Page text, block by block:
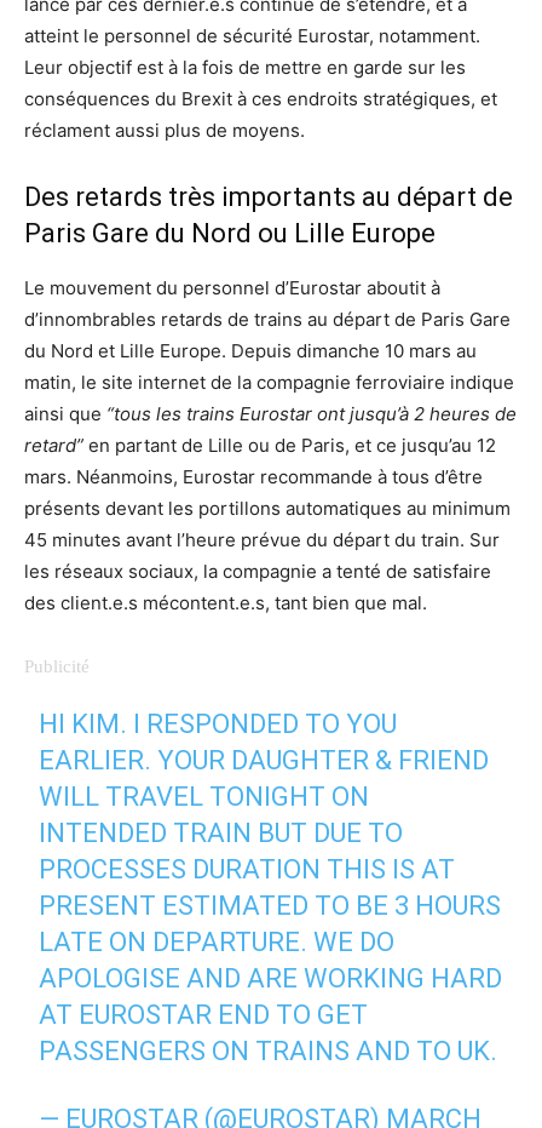
lancé par ces dernier.e.s continue de s’étendre, et a
atteint le personnel de sécurité Eurostar, notamment.
Leur objectif est à la fois de mettre en garde sur les
conséquences du Brexit à ces endroits stratégiques, et
réclament aussi plus de moyens.
Des retards très importants au départ de
Paris Gare du Nord ou Lille Europe
Le mouvement du personnel d’Eurostar aboutit à
d’innombrables retards de trains au départ de Paris Gare
du Nord et Lille Europe. Depuis dimanche 10 mars au
matin, le site internet de la compagnie ferroviaire indique
ainsi que “tous les trains Eurostar ont jusqu’à 2 heures de
retard” en partant de Lille ou de Paris, et ce jusqu’au 12
mars. Néanmoins, Eurostar recommande à tous d’être
présents devant les portillons automatiques au minimum
45 minutes avant l’heure prévue du départ du train. Sur
les réseaux sociaux, la compagnie a tenté de satisfaire
des client.e.s mécontent.e.s, tant bien que mal.
HI KIM. I RESPONDED TO YOU
EARLIER. YOUR DAUGHTER & FRIEND
WILL TRAVEL TONIGHT ON
INTENDED TRAIN BUT DUE TO
PROCESSES DURATION THIS IS AT
PRESENT ESTIMATED TO BE 3 HOURS
LATE ON DEPARTURE. WE DO
APOLOGISE AND ARE WORKING HARD
AT EUROSTAR END TO GET
PASSENGERS ON TRAINS AND TO UK.
— EUROSTAR (@EUROSTAR) MARCH